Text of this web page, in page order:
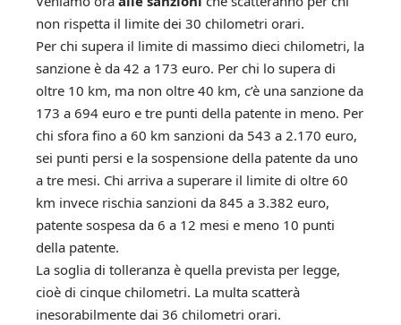
non rispetta il limite dei 30 chilometri orari.
Per chi supera il limite di massimo dieci chilometri, la
sanzione è da 42 a 173 euro. Per chi lo supera di
oltre 10 km, ma non oltre 40 km, c’è una sanzione da
173 a 694 euro e tre punti della patente in meno. Per
chi sfora fino a 60 km sanzioni da 543 a 2.170 euro,
sei punti persi e la sospensione della patente da uno
a tre mesi. Chi arriva a superare il limite di oltre 60
km invece rischia sanzioni da 845 a 3.382 euro,
patente sospesa da 6 a 12 mesi e meno 10 punti
della patente.
La soglia di tolleranza è quella prevista per legge,
cioè di cinque chilometri. La multa scatterà
inesorabilmente dai 36 chilometri orari.